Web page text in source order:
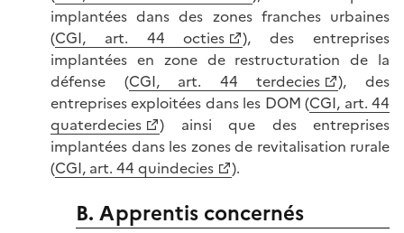
implantées dans des zones franches urbaines
(CGI, art. 44 octies
), des entreprises
implantées en zone de restructuration de la
défense (CGI, art. 44 terdecies
), des
entreprises exploitées dans les DOM (CGI, art. 44
quaterdecies
) ainsi que des entreprises
implantées dans les zones de revitalisation rurale
(CGI, art. 44 quindecies ).
B. Apprentis concernés